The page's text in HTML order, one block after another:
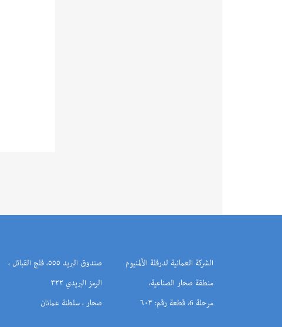
الشركة العمانية لدرفلة الألمنيوم
منطقة صحار الصناعية،
مرحلة 6، قطعة رقم: ٦٠٣
صندوق البريد ٥٥٥، فلج القبائل ،
الرمز البريدي ٣٢٢
صحار ، سلطنة عمانان